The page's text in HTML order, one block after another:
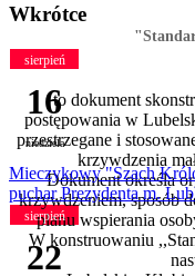
to dokument
postępowania w
przestrzegane i
krzywdzenia
Dokument określa
krzywdzeniem, sposób
planu wspierania
W konstruowaniu
Wkrótce
sierpień
16
niedziela
Mieczykowy "Szach
puchar Prezydenta m.
sierpień
22